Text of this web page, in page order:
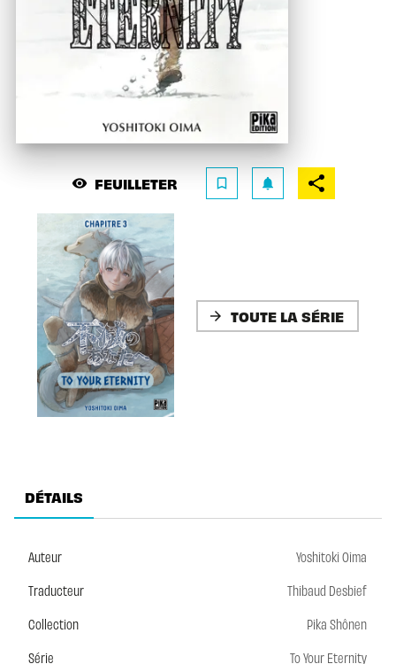
visibility FEUILLETER bookmark_border notifications
arrow_forward TOUTE LA SÉRIE
DÉTAILS
Auteur
Yoshitoki Oima
Traducteur
Thibaud Desbief
Collection
Pika Shônen
Série
To Your Eternity